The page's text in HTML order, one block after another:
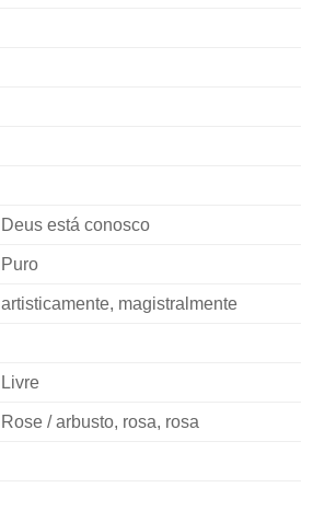
Deus está conosco
Puro
artisticamente, magistralmente
Livre
Rose / arbusto, rosa, rosa